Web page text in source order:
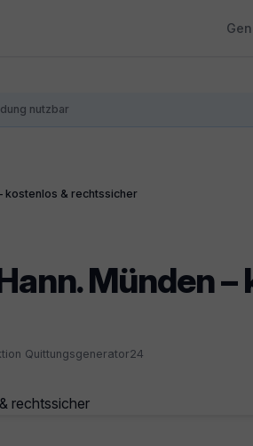
nutzbar
kostenlos & rechtssicher
Münden –
Quittungsgenerator24